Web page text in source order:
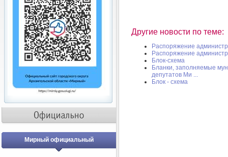
Мирный официальный
Другие новости по теме:
Распоряжение
Распоряжение
Блок-схема
Бланки, заполняемые
депутатов Ми ...
Блок - схема